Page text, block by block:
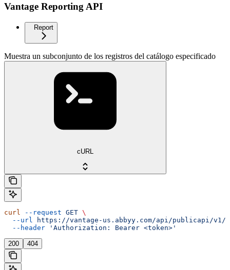
Vantage Reporting API
Report
Muestra un subconjunto de los registros del catálogo especificado
cURL
curl --request GET \
  --url
https://vantage-us.abbyy.com/api/publicapi/
  --header
'Authorization: Bearer <token>'
200 404